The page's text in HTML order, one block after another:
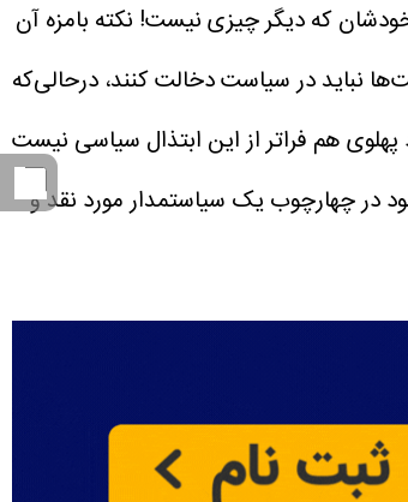
خودشان که دیگر چیزی نیست! نکته بامزه آن
نباید در سیاست دخالت کنند، درحالی‌که
هم فراتر از این ابتذال سیاسی نیست
در چهارچوب یک سیاستمدار مورد نقد و